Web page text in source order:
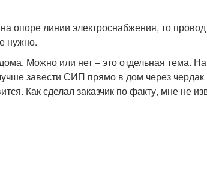
опоре линии электроснабжения, то
нужно.
Можно или нет – это отдельная тема. На
завести СИП прямо в дом через чердак
Как сделал заказчик по факту, мне не